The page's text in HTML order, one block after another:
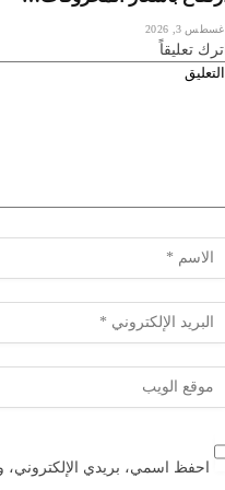
أغسطس 3, 2026
اترك تعليقاً
احفظ اسمي، بريدي الإلكتروني،